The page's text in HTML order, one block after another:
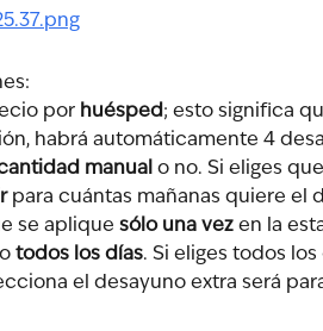
por huésped; esto significa
habrá automáticamente 4
manual o no. Si eliges
para cuántas mañanas quiere el
se aplique sólo una vez en la
todos los días. Si eliges todos
el desayuno extra será